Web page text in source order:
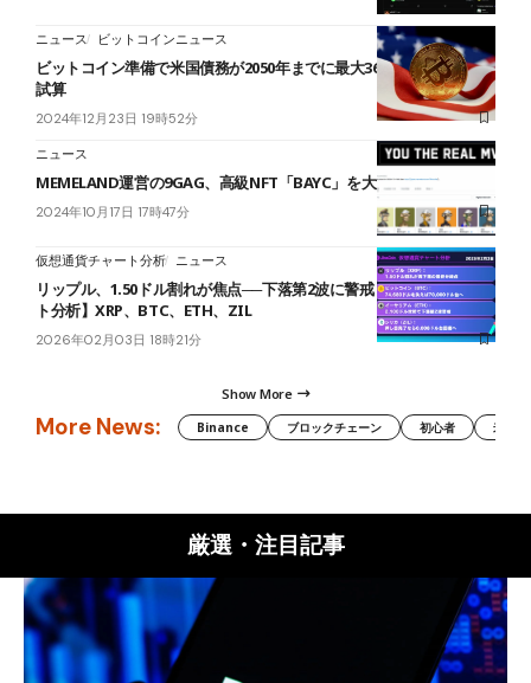
ニュース ビットコインニュース
ビットコイン準備で米国債務が2050年までに最大36％削減｜VanEck
試算
2024年12月23日 19時52分
ニュース
MEMELAND運営の9GAG、高級NFT「BAYC」を大量購入
2024年10月17日 17時47分
仮想通貨チャート分析 ニュース
リップル、1.50ドル割れが焦点──下落第2波に警戒【仮想通貨チャー
ト分析】XRP、BTC、ETH、ZIL
2026年02月03日 18時21分
Show More
More News: Binance ブロックチェーン 初心者 米国
厳選・注目記事